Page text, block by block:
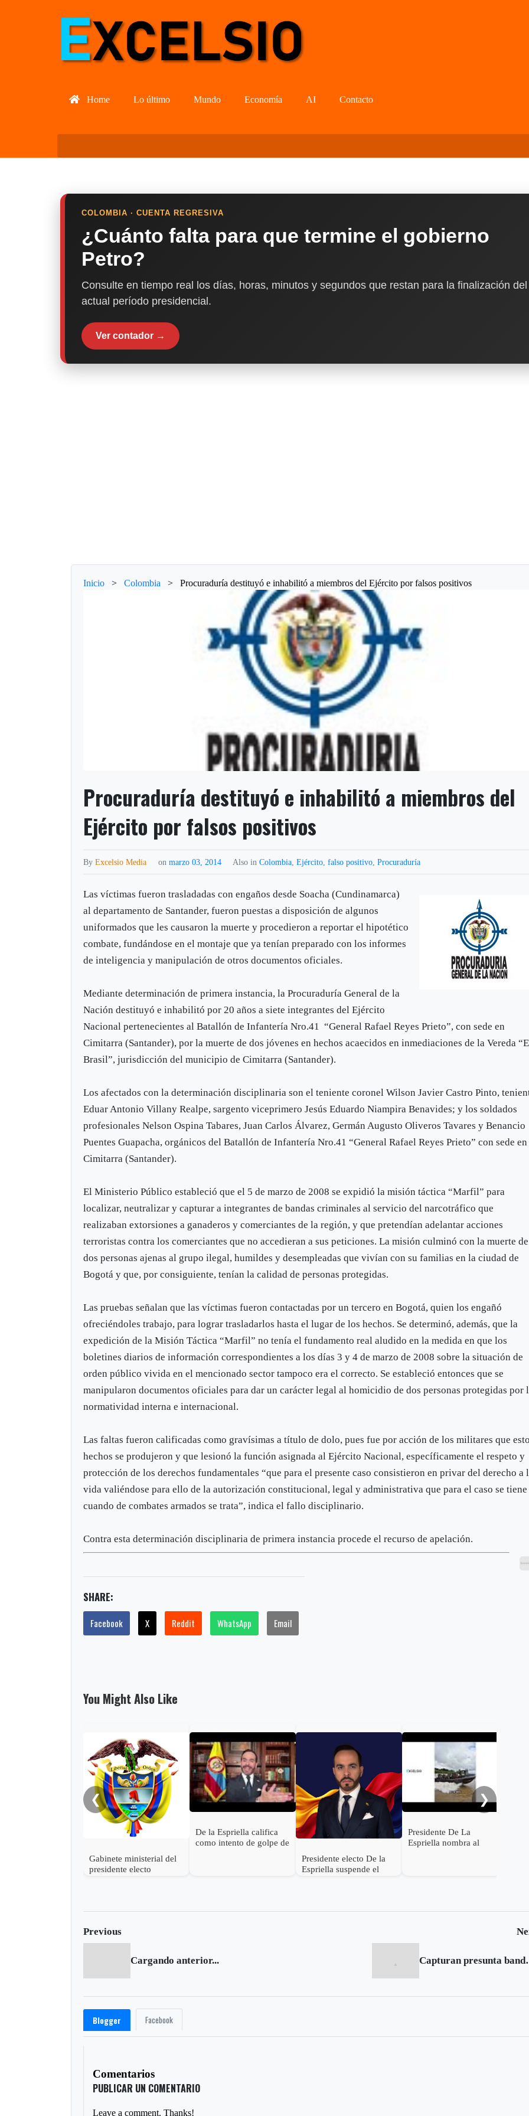
Home Lo último Mundo Economía AI Contacto
COLOMBIA · CUENTA REGRESIVA
¿Cuánto falta para que termine el gobierno
Petro?
Consulte en tiempo real los días, horas, minutos y segundos que restan para la finalización del
actual período presidencial.
Ver contador →
Inicio > Colombia > Procuraduría destituyó e inhabilitó a miembros del Ejército por falsos positivos
Procuraduría destituyó e inhabilitó a miembros del
Ejército por falsos positivos
ByExcelsio Media onmarzo 03, 2014 Also inColombia ,Ejército ,falso positivo ,Procuraduría
Las víctimas fueron trasladadas con engaños desde Soacha (Cundinamarca)
al departamento de Santander, fueron puestas a disposición de algunos
uniformados que les causaron la muerte y procedieron a reportar el hipotético
combate, fundándose en el montaje que ya tenían preparado con los informes
de inteligencia y manipulación de otros documentos oficiales.
Mediante determinación de primera instancia, la Procuraduría General de la
Nación destituyó e inhabilitó por 20 años a siete integrantes del Ejército
Nacional pertenecientes al Batallón de Infantería Nro.41 “General Rafael Reyes Prieto”, con sede en
Cimitarra (Santander), por la muerte de dos jóvenes en hechos acaecidos en inmediaciones de la Vereda
Brasil”, jurisdicción del municipio de Cimitarra (Santander).
Los afectados con la determinación disciplinaria son el teniente coronel Wilson Javier Castro Pinto,
Eduar Antonio Villany Realpe, sargento viceprimero Jesús Eduardo Niampira Benavides; y los soldados
profesionales Nelson Ospina Tabares, Juan Carlos Álvarez, Germán Augusto Oliveros Tavares y Benancio
Puentes Guapacha, orgánicos del Batallón de Infantería Nro.41 “General Rafael Reyes Prieto” con sede en
Cimitarra (Santander).
El Ministerio Público estableció que el 5 de marzo de 2008 se expidió la misión táctica “Marfil” para
localizar, neutralizar y capturar a integrantes de bandas criminales al servicio del narcotráfico que
realizaban extorsiones a ganaderos y comerciantes de la región, y que pretendían adelantar acciones
terroristas contra los comerciantes que no accedieran a sus peticiones. La misión culminó con la muerte de
dos personas ajenas al grupo ilegal, humildes y desempleadas que vivían con su familias en la ciudad de
Bogotá y que, por consiguiente, tenían la calidad de personas protegidas.
Las pruebas señalan que las víctimas fueron contactadas por un tercero en Bogotá, quien los engañó
ofreciéndoles trabajo, para lograr trasladarlos hasta el lugar de los hechos. Se determinó, además, que la
expedición de la Misión Táctica “Marfil” no tenía el fundamento real aludido en la medida en que los
boletines diarios de información correspondientes a los días 3 y 4 de marzo de 2008 sobre la situación de
orden público vivida en el mencionado sector tampoco era el correcto. Se estableció entonces que se
manipularon documentos oficiales para dar un carácter legal al homicidio de dos personas protegidas por
normatividad interna e internacional.
Las faltas fueron calificadas como gravísimas a título de dolo, pues fue por acción de los militares que
hechos se produjeron y que lesionó la función asignada al Ejército Nacional, específicamente el respeto y
protección de los derechos fundamentales “que para el presente caso consistieron en privar del derecho a
vida valiéndose para ello de la autorización constitucional, legal y administrativa que para el caso se tiene
cuando de combates armados se trata”, indica el fallo disciplinario.
Contra esta determinación disciplinaria de primera instancia procede el recurso de apelación.
SHARE:
Facebook X Reddit WhatsApp Email
You Might Also Like
❮
Gabinete ministerial del
presidente electo
De la Espriella califica
como intento de golpe de
Presidente electo De la
Espriella suspende el
Presidente De La
Espriella nombra al
❯
Previous
Cargando anterior... Capturan
Blogger Facebook
Comentarios
PUBLICAR UN COMENTARIO
Leave a comment. Thanks!